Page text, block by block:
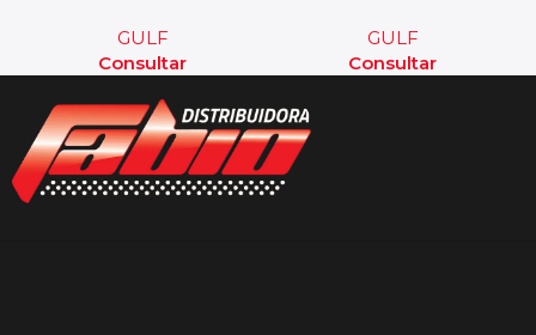
GULF
Consultar
GULF
Consultar